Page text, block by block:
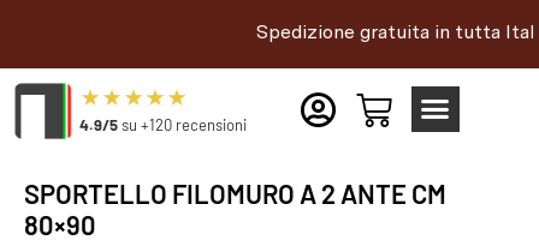
Spedizione gratuita in tutta Italia |
4.9/5su +120 recensioni
SPORTELLO FILOMURO A 2 ANTE CM
80×90